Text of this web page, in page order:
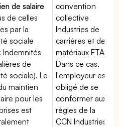
de salaire
de celles
par la
sociale
Indemnités
de
sociale). Le
maintien
pour les
est
convention
collective
Industries de
carrières et de
matériaux ETAM.
Dans ce cas,
l'employeur est
obligé de se
conformer aux
règles de la
CCN Industries